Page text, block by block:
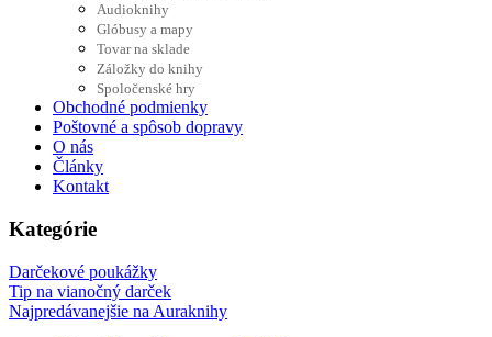
Audioknihy
Glóbusy a mapy
Tovar na sklade
Záložky do knihy
Spoločenské hry
Obchodné podmienky
Poštovné a spôsob dopravy
O nás
Články
Kontakt
Kategórie
Darčekové poukážky
Tip na vianočný darček
Najpredávanejšie na Auraknihy